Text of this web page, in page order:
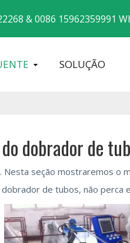
&0086 15962359991
SOLUÇÃO
dobrador de
seção mostraremos o
de tubos, não perca